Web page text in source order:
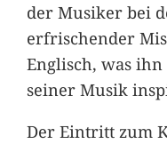
der Musiker bei
erfrischender
Englisch, was
seiner Musik
Der Eintritt zum